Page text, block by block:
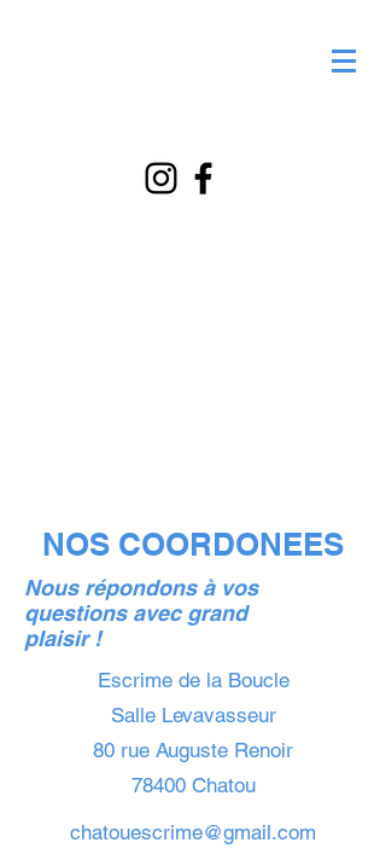
NOS COORDONEES
Nous répondons à vos
questions avec grand
plaisir !
Escrime de la Boucle
Salle Levavasseur
80 rue Auguste Renoir
78400 Chatou
chatouescrime@gmail.com